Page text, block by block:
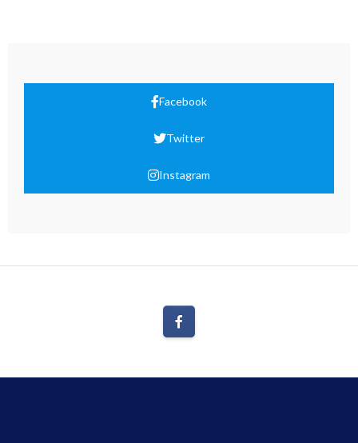
Facebook
Twitter
Instagram